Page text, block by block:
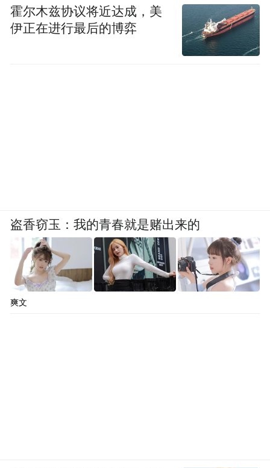
霍尔木兹协议将近达成，美
伊正在进行最后的博弈
盗香窃玉：我的青春就是赌出来的
爽文